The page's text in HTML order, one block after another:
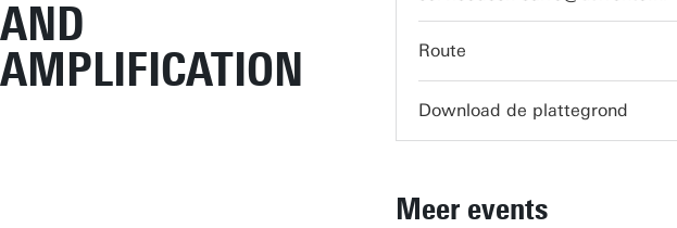
AND
AMPLIFICATION
Route
Download de plattegrond
Meer events